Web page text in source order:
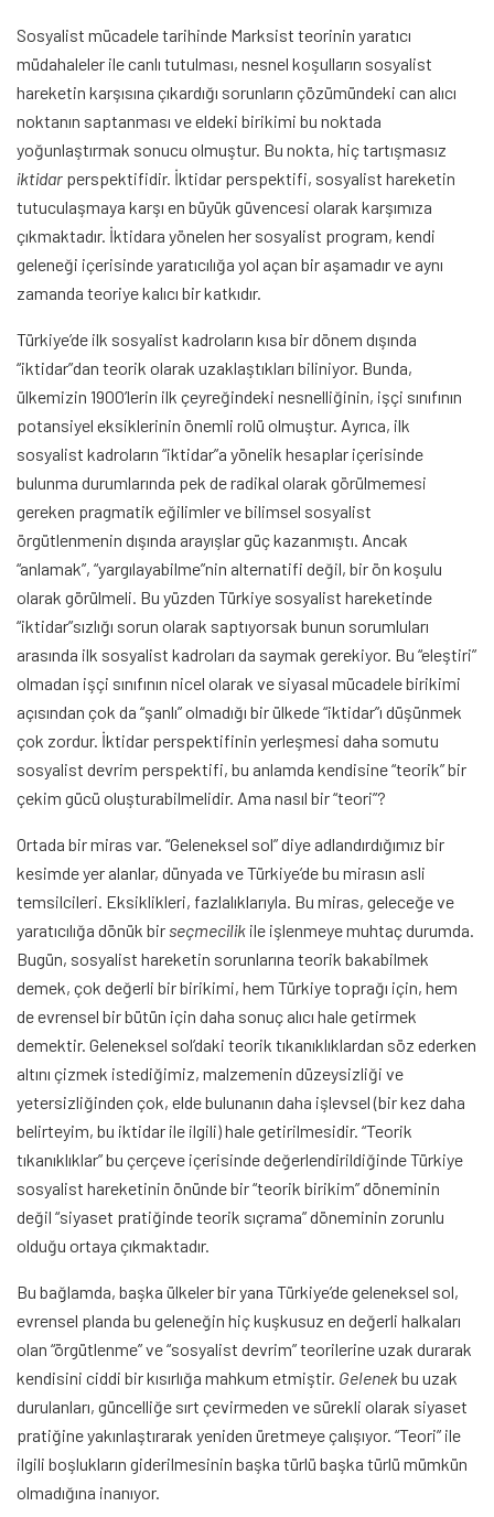
Sosyalist mücadele tarihinde Marksist teorinin yaratıcı
müdahaleler ile canlı tutulması, nesnel koşulların sosyalist
hareketin karşısına çıkardığı sorunların çözümündeki can alıcı
noktanın saptanması ve eldeki birikimi bu noktada
yoğunlaştırmak sonucu olmuştur. Bu nokta, hiç tartışmasız
iktidar perspektifidir. İktidar perspektifi, sosyalist hareketin
tutuculaşmaya karşı en büyük güvencesi olarak karşımıza
çıkmaktadır. İktidara yönelen her sosyalist program, kendi
geleneği içerisinde yaratıcılığa yol açan bir aşamadır ve aynı
zamanda teoriye kalıcı bir katkıdır.
Türkiye’de ilk sosyalist kadroların kısa bir dönem dışında
“iktidar”dan teorik olarak uzaklaştıkları biliniyor. Bunda,
ülkemizin 1900’lerin ilk çeyreğindeki nesnelliğinin, işçi sınıfının
potansiyel eksiklerinin önemli rolü olmuştur. Ayrıca, ilk
sosyalist kadroların “iktidar”a yönelik hesaplar içerisinde
bulunma durumlarında pek de radikal olarak görülmemesi
gereken pragmatik eğilimler ve bilimsel sosyalist
örgütlenmenin dışında arayışlar güç kazanmıştı. Ancak
“anlamak”, “yargılayabilme”nin alternatifi değil, bir ön koşulu
olarak görülmeli. Bu yüzden Türkiye sosyalist hareketinde
“iktidar”sızlığı sorun olarak saptıyorsak bunun sorumluları
arasında ilk sosyalist kadroları da saymak gerekiyor. Bu “eleştiri”
olmadan işçi sınıfının nicel olarak ve siyasal mücadele birikimi
açısından çok da “şanlı” olmadığı bir ülkede “iktidar”ı düşünmek
çok zordur. İktidar perspektifinin yerleşmesi daha somutu
sosyalist devrim perspektifi, bu anlamda kendisine “teorik” bir
çekim gücü oluşturabilmelidir. Ama nasıl bir “teori”?
Ortada bir miras var. “Geleneksel sol” diye adlandırdığımız bir
kesimde yer alanlar, dünyada ve Türkiye’de bu mirasın asli
temsilcileri. Eksiklikleri, fazlalıklarıyla. Bu miras, geleceğe ve
yaratıcılığa dönük bir seçmecilik ile işlenmeye muhtaç durumda.
Bugün, sosyalist hareketin sorunlarına teorik bakabilmek
demek, çok değerli bir birikimi, hem Türkiye toprağı için, hem
de evrensel bir bütün için daha sonuç alıcı hale getirmek
demektir. Geleneksel sol’daki teorik tıkanıklıklardan söz ederken
altını çizmek istediğimiz, malzemenin düzeysizliği ve
yetersizliğinden çok, elde bulunanın daha işlevsel (bir kez daha
belirteyim, bu iktidar ile ilgili) hale getirilmesidir. “Teorik
tıkanıklıklar” bu çerçeve içerisinde değerlendirildiğinde Türkiye
sosyalist hareketinin önünde bir “teorik birikim” döneminin
değil “siyaset pratiğinde teorik sıçrama” döneminin zorunlu
olduğu ortaya çıkmaktadır.
Bu bağlamda, başka ülkeler bir yana Türkiye’de geleneksel sol,
evrensel planda bu geleneğin hiç kuşkusuz en değerli halkaları
olan “örgütlenme” ve “sosyalist devrim” teorilerine uzak durarak
kendisini ciddi bir kısırlığa mahkum etmiştir. Gelenekbu uzak
durulanları, güncelliğe sırt çevirmeden ve sürekli olarak siyaset
pratiğine yakınlaştırarak yeniden üretmeye çalışıyor. “Teori” ile
ilgili boşlukların giderilmesinin başka türlü başka türlü mümkün
olmadığına inanıyor.